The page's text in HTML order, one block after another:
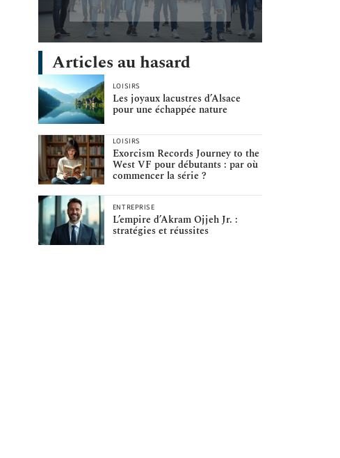
Articles au hasard
LOISIRS
Les joyaux lacustres d’Alsace
pour une échappée nature
LOISIRS
Exorcism Records Journey to the
West VF pour débutants : par où
commencer la série ?
ENTREPRISE
L’empire d’Akram Ojjeh Jr. :
stratégies et réussites